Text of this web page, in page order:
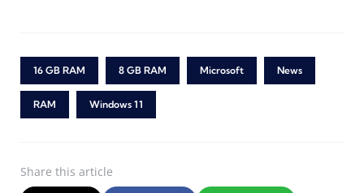
16 GB RAM 8 GB RAM Microsoft News
RAM Windows 11
Share this article